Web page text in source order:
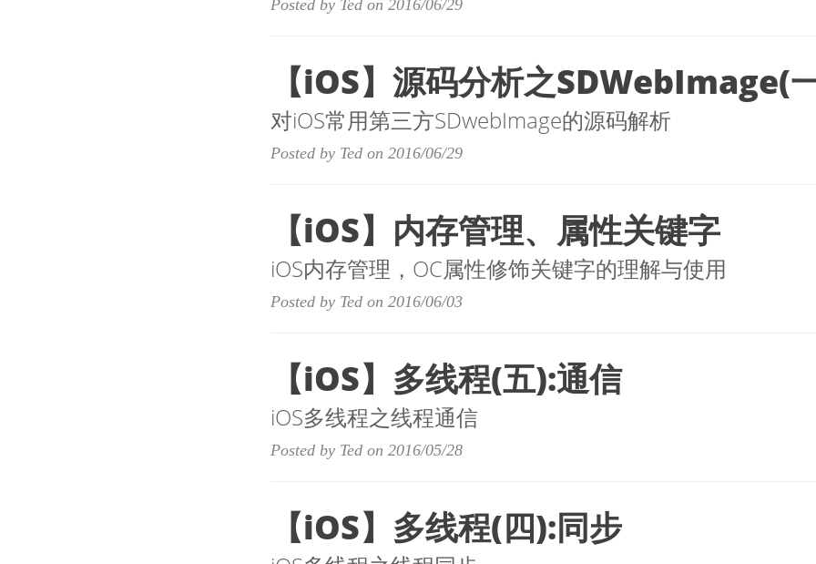
Posted by Ted on 2016/06/29
【iOS】源码分析之SDWebImage(
对iOS常用第三方SDwebImage的源码解析
Posted by Ted on 2016/06/29
【iOS】内存管理、属性关键字
iOS内存管理，OC属性修饰关键字的理解与使用
Posted by Ted on 2016/06/03
【iOS】多线程(五):通信
iOS多线程之线程通信
Posted by Ted on 2016/05/28
【iOS】多线程(四):同步